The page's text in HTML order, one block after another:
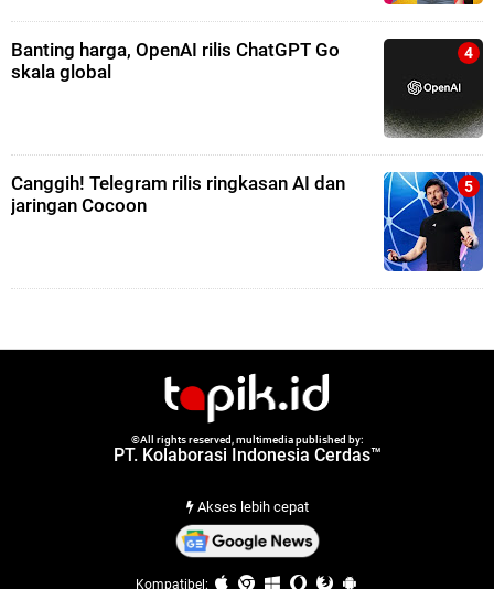
Banting harga, OpenAI rilis ChatGPT Go
skala global
Canggih! Telegram rilis ringkasan AI dan
jaringan Cocoon
©All rights reserved, multimedia published by:
PT. Kolaborasi Indonesia Cerdas™
Akses lebih cepat
Kompatibel: